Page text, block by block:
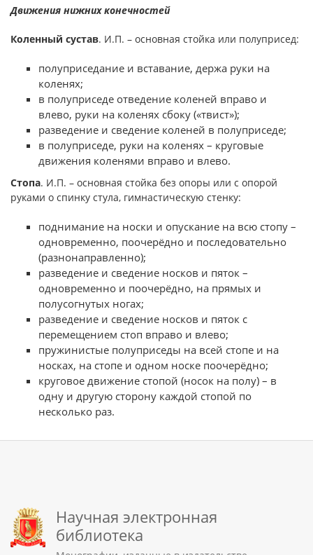
Движения нижних конечностей
Коленный сустав. И.П. – основная стойка или полуприсед:
полуприседание и вставание, держа руки на
коленях;
в полуприседе отведение коленей вправо и
влево, руки на коленях сбоку («твист»);
разведение и сведение коленей в полуприседе;
в полуприседе, руки на коленях – круговые
движения коленями вправо и влево.
Стопа. И.П. – основная стойка без опоры или с опорой
руками о спинку стула, гимнастическую стенку:
поднимание на носки и опускание на всю стопу –
одновременно, поочерёдно и последовательно
(разнонаправленно);
разведение и сведение носков и пяток –
одновременно и поочерёдно, на прямых и
полусогнутых ногах;
разведение и сведение носков и пяток с
перемещением стоп вправо и влево;
пружинистые полуприседы на всей стопе и на
носках, на стопе и одном носке поочерёдно;
круговое движение стопой (носок на полу) – в
одну и другую сторону каждой стопой по
несколько раз.
Научная электронная
библиотека